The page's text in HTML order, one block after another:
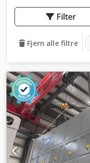
Filter
Fjern alle filtre